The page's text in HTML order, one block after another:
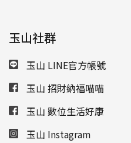
玉山社群
玉山 LINE官方帳號
玉山 招財納福喵喵
玉山 數位生活好康
玉山 Instagram